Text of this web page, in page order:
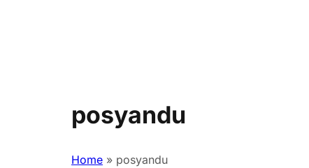
posyandu
Home » posyandu